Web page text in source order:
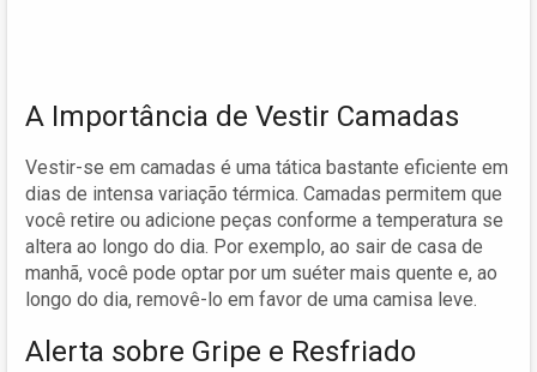
A Importância de Vestir Camadas
Vestir-se em camadas é uma tática bastante eficiente em
dias de intensa variação térmica. Camadas permitem que
você retire ou adicione peças conforme a temperatura se
altera ao longo do dia. Por exemplo, ao sair de casa de
manhã, você pode optar por um suéter mais quente e, ao
longo do dia, removê-lo em favor de uma camisa leve.
Alerta sobre Gripe e Resfriado